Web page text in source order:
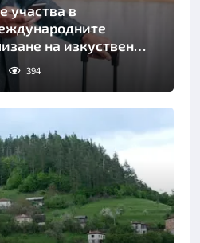
участва в
на изкуствен
394